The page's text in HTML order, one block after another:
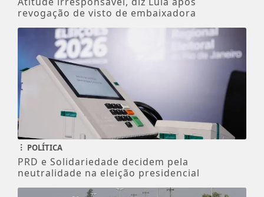
revogação de visto de embaixadora
POLÍTICA
PRD e Solidariedade decidem pela
neutralidade na eleição presidencial